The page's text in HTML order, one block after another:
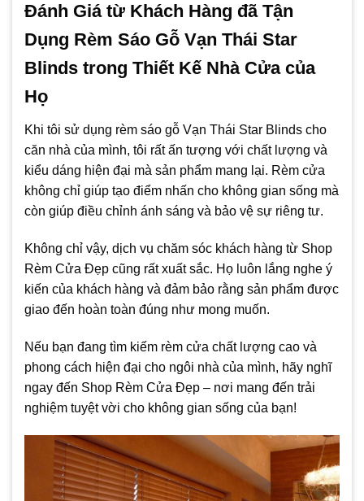
Đánh Giá từ Khách Hàng đã Tận
Dụng Rèm Sáo Gỗ Vạn Thái Star
Blinds trong Thiết Kế Nhà Cửa của
Họ
Khi tôi sử dụng rèm sáo gỗ Vạn Thái Star Blinds cho
căn nhà của mình, tôi rất ấn tượng với chất lượng và
kiểu dáng hiện đại mà sản phẩm mang lại. Rèm cửa
không chỉ giúp tạo điểm nhấn cho không gian sống mà
còn giúp điều chỉnh ánh sáng và bảo vệ sự riêng tư.
Không chỉ vậy, dịch vụ chăm sóc khách hàng từ Shop
Rèm Cửa Đẹp cũng rất xuất sắc. Họ luôn lắng nghe ý
kiến của khách hàng và đảm bảo rằng sản phẩm được
giao đến hoàn toàn đúng như mong muốn.
Nếu bạn đang tìm kiếm rèm cửa chất lượng cao và
phong cách hiện đại cho ngôi nhà của mình, hãy nghĩ
ngay đến Shop Rèm Cửa Đẹp – nơi mang đến trải
nghiệm tuyệt vời cho không gian sống của bạn!